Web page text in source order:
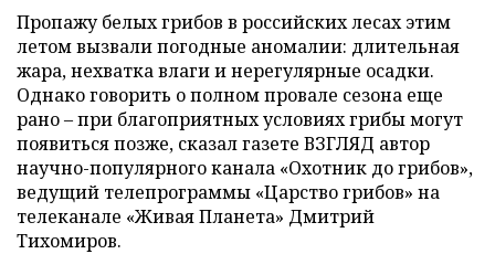
Пропажу белых грибов в российских лесах этим
летом вызвали погодные аномалии: длительная
жара, нехватка влаги и нерегулярные осадки.
Однако говорить о полном провале сезона еще
рано – при благоприятных условиях грибы могут
появиться позже, сказал газете ВЗГЛЯД автор
научно-популярного канала «Охотник до грибов»,
ведущий телепрограммы «Царство грибов» на
телеканале «Живая Планета» Дмитрий
Тихомиров.